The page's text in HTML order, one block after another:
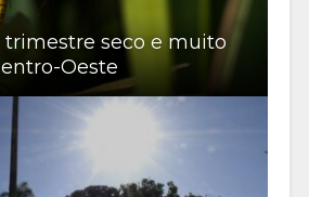
seco e muito
Oeste